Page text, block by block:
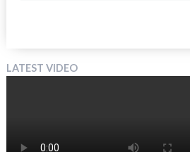
LATEST VIDEO